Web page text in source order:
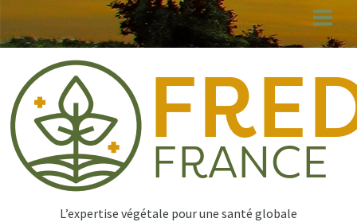
au
principal
L’expertise végétale pour une santé globale